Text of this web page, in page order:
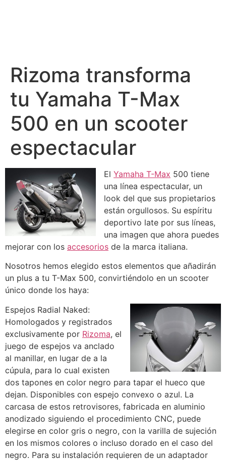
Rizoma transforma
tu Yamaha T-Max
500 en un scooter
espectacular
El Yamaha T-Max 500 tiene
una línea espectacular, un
look del que sus propietarios
están orgullosos. Su espíritu
deportivo late por sus líneas,
una imagen que ahora puedes
mejorar con los accesorios de la marca italiana.
Nosotros hemos elegido estos elementos que añadirán
un plus a tu T-Max 500, convirtiéndolo en un scooter
único donde los haya:
Espejos Radial Naked:
Homologados y registrados
exclusivamente por Rizoma, el
juego de espejos va anclado
al manillar, en lugar de a la
cúpula, para lo cual existen
dos tapones en color negro para tapar el hueco que
dejan. Disponibles con espejo convexo o azul. La
carcasa de estos retrovisores, fabricada en aluminio
anodizado siguiendo el procedimiento CNC, puede
elegirse en color gris o negro, con la varilla de sujeción
en los mismos colores o incluso dorado en el caso del
negro. Para su instalación requieren de un adaptador